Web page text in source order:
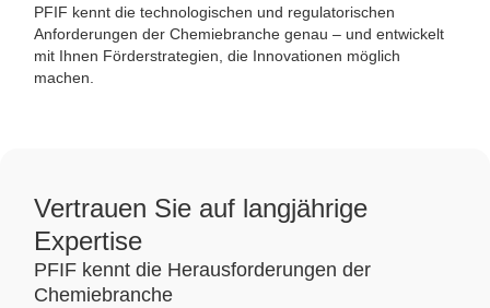
PFIF kennt die technologischen und regulatorischen
Anforderungen der Chemiebranche genau – und entwickelt
mit Ihnen Förderstrategien, die Innovationen möglich
machen.
Vertrauen Sie auf langjährige
Expertise
PFIF kennt die Herausforderungen der
Chemiebranche